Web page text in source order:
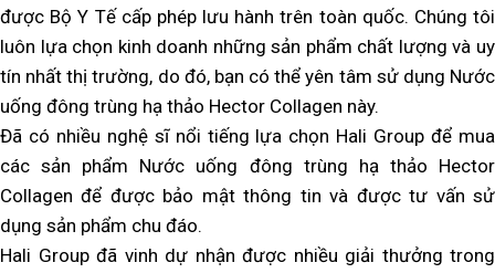
được Bộ Y Tế cấp phép lưu hành trên toàn quốc. Chúng tôi
luôn lựa chọn kinh doanh những sản phẩm chất lượng và uy
tín nhất thị trường, do đó, bạn có thể yên tâm sử dụng Nước
uống đông trùng hạ thảo Hector Collagen này.
Đã có nhiều nghệ sĩ nổi tiếng lựa chọn Hali Group để mua
các sản phẩm Nước uống đông trùng hạ thảo Hector
Collagen để được bảo mật thông tin và được tư vấn sử
dụng sản phẩm chu đáo.
Hali Group đã vinh dự nhận được nhiều giải thưởng trong